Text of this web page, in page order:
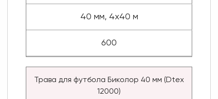
40 мм, 4x40 м
600
Трава для футбола Биколор 40 мм (Dtex
12000)